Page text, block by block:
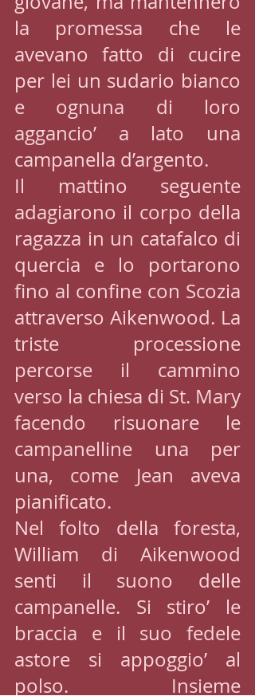
la promessa che le
avevano fatto di cucire
per lei un sudario bianco
e ognuna di loro
aggancio’ a lato una
campanella d’argento.
Il mattino seguente
adagiarono il corpo della
ragazza in un catafalco di
quercia e lo portarono
fino al confine con Scozia
attraverso Aikenwood. La
triste processione
percorse il cammino
verso la chiesa di St. Mary
facendo risuonare le
campanelline una per
una, come Jean aveva
pianificato.
Nel folto della foresta,
William di Aikenwood
senti il suono delle
campanelle. Si stiro’ le
braccia e il suo fedele
astore si appoggio’ al
polso. Insieme